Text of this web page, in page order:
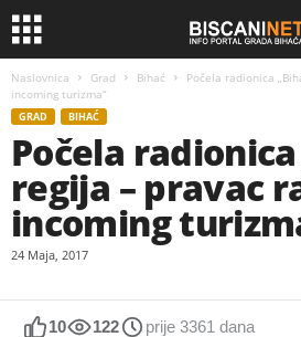
Naslovnica Grad Bihać
Počela radionica
incoming turizma“
GRAD BIHAĆ
Počela
regija – pravac
incoming
24 Maja, 2017
10 122 prije 3361 dana